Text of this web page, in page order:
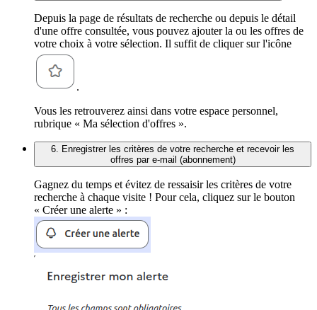
Depuis la page de résultats de recherche ou depuis le détail
d'une offre consultée, vous pouvez ajouter la ou les offres de
votre choix à votre sélection. Il suffit de cliquer sur l'icône
.
Vous les retrouverez ainsi dans votre espace personnel,
rubrique « Ma sélection d'offres ».
6. Enregistrer les critères de votre recherche et recevoir les
offres par e-mail (abonnement)
Gagnez du temps et évitez de ressaisir les critères de votre
recherche à chaque visite ! Pour cela, cliquez sur le bouton
« Créer une alerte » :